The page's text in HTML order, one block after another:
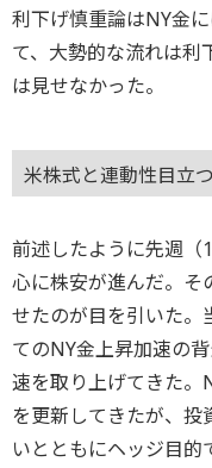
利下げ慎重論はNY金
て、大勢的な流れは利
は見せなかった。
米株式と連動性目立
前述したように先週（
心に株安が進んだ。そ
せたのが目を引いた。
てのNY金上昇加速の
速を取り上げてきた。
を更新してきたが、投
いとともにヘッジ目